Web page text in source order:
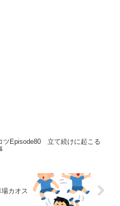
ツEpisode80 立て続けに起こる
カオス